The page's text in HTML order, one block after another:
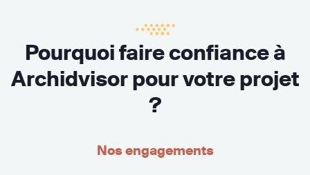
Pourquoi faire confiance à
Archidvisor pour votre projet
?
Nos engagements